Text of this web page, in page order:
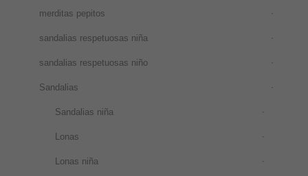
merditas pepitos
sandalias respetuosas niña
sandalias respetuosas niño
Sandalias
Sandalias niña
Lonas
Lonas niña